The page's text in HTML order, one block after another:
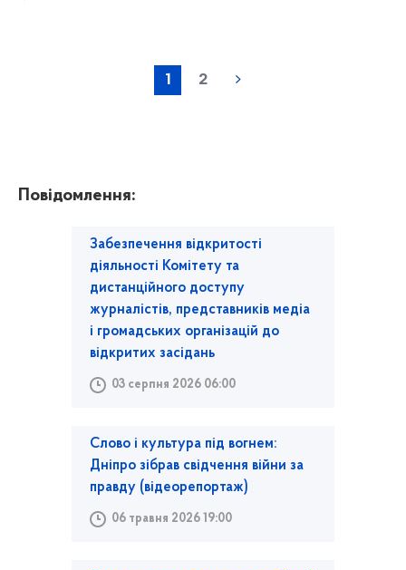
1 2
Повідомлення:
Забезпечення відкритості
діяльності Комітету та
дистанційного доступу
журналістів, представників медіа
і громадських організацій до
відкритих засідань
03 серпня 2026 06:00
Слово і культура під вогнем:
Дніпро зібрав свідчення війни за
правду (відеорепортаж)
06 травня 2026 19:00